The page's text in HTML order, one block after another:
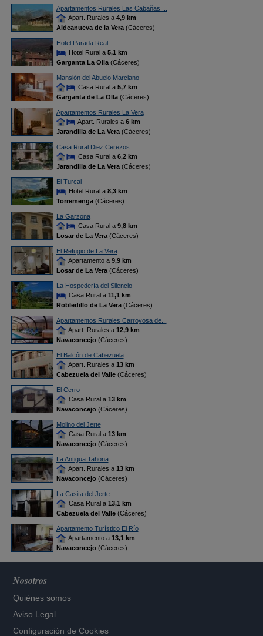
Apartamentos Rurales Las Cabañas ...
Apart. Rurales a 4,9 km
Aldeanueva de la Vera(Cáceres)
Hotel Parada Real
Hotel Rural a 5,1 km
Garganta La Olla(Cáceres)
Mansión del Abuelo Marciano
Casa Rural a 5,7 km
Garganta de La Olla(Cáceres)
Apartamentos Rurales La Vera
Apart. Rurales a 6 km
Jarandilla de La Vera(Cáceres)
Casa Rural Diez Cerezos
Casa Rural a 6,2 km
Jarandilla de La Vera(Cáceres)
El Turcal
Hotel Rural a 8,3 km
Torremenga(Cáceres)
La Garzona
Casa Rural a 9,8 km
Losar de La Vera(Cáceres)
El Refugio de La Vera
Apartamento a 9,9 km
Losar de La Vera(Cáceres)
La Hospedería del Silencio
Casa Rural a 11,1 km
Robledillo de La Vera(Cáceres)
Apartamentos Rurales Carroyosa de...
Apart. Rurales a 12,9 km
Navaconcejo(Cáceres)
El Balcón de Cabezuela
Apart. Rurales a 13 km
Cabezuela del Valle(Cáceres)
El Cerro
Casa Rural a 13 km
Navaconcejo(Cáceres)
Molino del Jerte
Casa Rural a 13 km
Navaconcejo(Cáceres)
La Antigua Tahona
Apart. Rurales a 13 km
Navaconcejo(Cáceres)
La Casita del Jerte
Casa Rural a 13,1 km
Cabezuela del Valle(Cáceres)
Apartamento Turístico El Río
Apartamento a 13,1 km
Navaconcejo(Cáceres)
Nosotros
Quiénes somos
Aviso Legal
Configuración de Cookies